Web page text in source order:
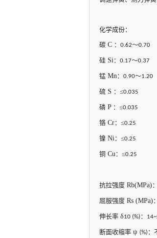
化学成份：
碳 C ： 0.62～0.70
硅 Si： 0.17～0.37
锰 Mn： 0.90～1.20
硫 S ：≤0.035
磷 P ：≤0.035
铬 Cr：≤0.25
镍 Ni：≤0.25
铜 Cu：≤0.25
抗拉强度 Rb(MPa) ：
屈服强度 Rs (MPa) ：
伸长率 δ10 (%) ：
断面收缩率 ψ (%) ：